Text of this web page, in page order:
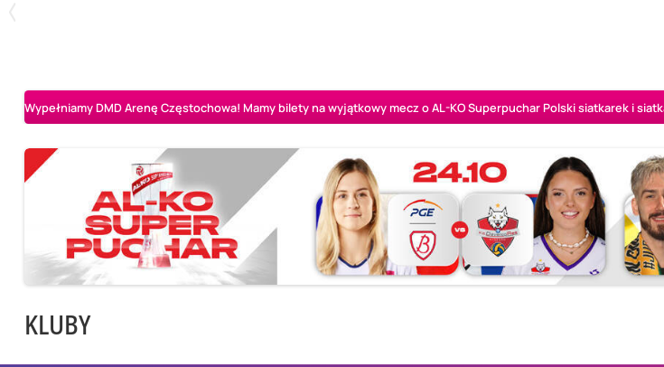
Wypełniamy DMD Arenę Częstochowa! Mamy bilety na wyjątkowy mecz o AL-KO Superpuchar Polski siatkarek i
KLUBY